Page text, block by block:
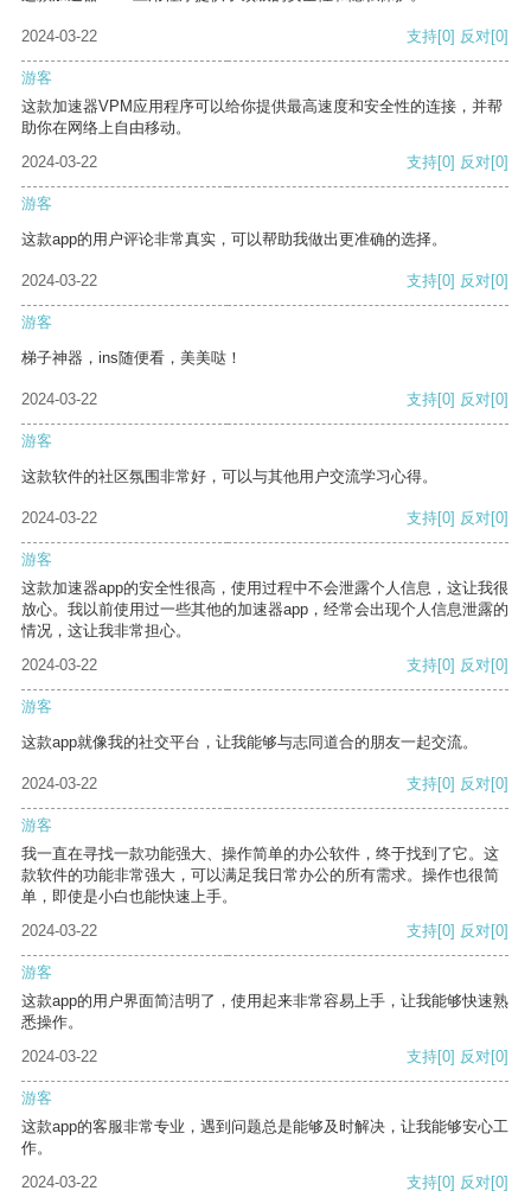
2024-03-22 支持[0] 反对[0]
游客
这款加速器VPM应用程序可以给你提供最高速度和安全性的连接，并帮
助你在网络上自由移动。
2024-03-22
支持[0] 反对[0]
游客
这款app的用户评论非常真实，可以帮助我做出更准确的选择。
2024-03-22 支持[0] 反对[0]
游客
梯子神器，ins随便看，美美哒！
2024-03-22 支持[0] 反对[0]
游客
这款软件的社区氛围非常好，可以与其他用户交流学习心得。
2024-03-22 支持[0] 反对[0]
游客
这款加速器app的安全性很高，使用过程中不会泄露个人信息，这让我很
放心。我以前使用过一些其他的加速器app，经常会出现个人信息泄露的
情况，这让我非常担心。
2024-03-22
支持[0] 反对[0]
游客
这款app就像我的社交平台，让我能够与志同道合的朋友一起交流。
2024-03-22 支持[0] 反对[0]
游客
我一直在寻找一款功能强大、操作简单的办公软件，终于找到了它。这
款软件的功能非常强大，可以满足我日常办公的所有需求。操作也很简
单，即使是小白也能快速上手。
2024-03-22
支持[0] 反对[0]
游客
这款app的用户界面简洁明了，使用起来非常容易上手，让我能够快速熟
悉操作。
2024-03-22
支持[0] 反对[0]
游客
这款app的客服非常专业，遇到问题总是能够及时解决，让我能够安心工
作。
2024-03-22
支持[0] 反对[0]